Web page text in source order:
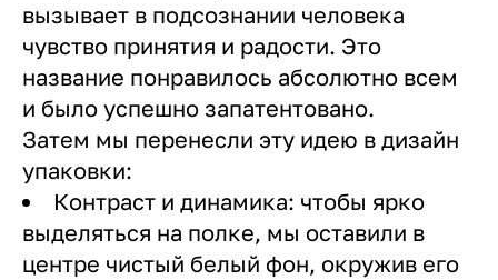
вызывает в подсознании человека
чувство принятия и радости. Это
название понравилось абсолютно всем
и было успешно запатентовано.
Затем мы перенесли эту идею в дизайн
упаковки:
Контраст и динамика: чтобы ярко
выделяться на полке, мы оставили в
центре чистый белый фон, окружив его